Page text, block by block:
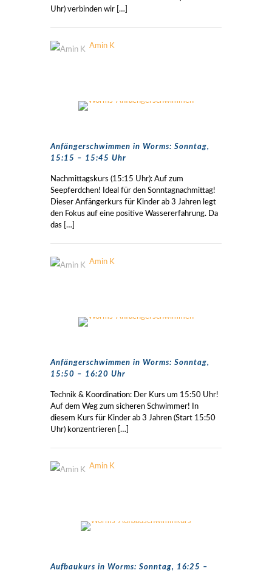
Uhr) verbinden wir […]
Amin K
Anfängerschwimmen in Worms: Sonntag,
15:15 – 15:45 Uhr
Nachmittagskurs (15:15 Uhr): Auf zum
Seepferdchen! Ideal für den Sonntagnachmittag!
Dieser Anfängerkurs für Kinder ab 3 Jahren legt
den Fokus auf eine positive Wassererfahrung. Da
das […]
Amin K
Anfängerschwimmen in Worms: Sonntag,
15:50 – 16:20 Uhr
Technik & Koordination: Der Kurs um 15:50 Uhr!
Auf dem Weg zum sicheren Schwimmer! In
diesem Kurs für Kinder ab 3 Jahren (Start 15:50
Uhr) konzentrieren […]
Amin K
Aufbaukurs in Worms: Sonntag, 16:25 –